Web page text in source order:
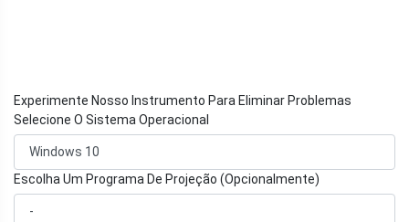
Experimente Nosso Instrumento Para Eliminar Problemas
Selecione O Sistema Operacional
Escolha Um Programa De Projeção (Opcionalmente)